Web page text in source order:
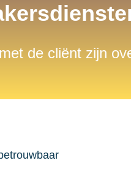
de cliënt zijn